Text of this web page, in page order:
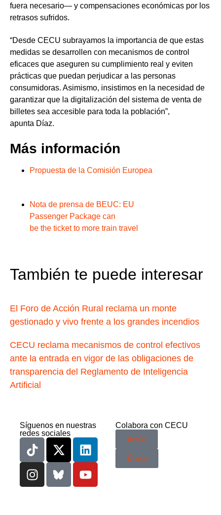
fuera necesario— y compensaciones económicas por los
retrasos sufridos.
“Desde CECU subrayamos la importancia de que estas
medidas se desarrollen con mecanismos de control
eficaces que aseguren su cumplimiento real y eviten
prácticas que puedan perjudicar a las personas
consumidoras. Asimismo, insistimos en la necesidad de
garantizar que la digitalización del sistema de venta de
billetes sea accesible para toda la población”,
apunta Díaz.
Más información
Propuesta de la Comisión Europea
Nota de prensa de BEUC: EU
Passenger Package can
be the ticket to more train travel
También te puede interesar
El Foro de Acción Rural reclama un monte
gestionado y vivo frente a los grandes incendios
CECU reclama mecanismos de control efectivos
ante la entrada en vigor de las obligaciones de
transparencia del Reglamento de Inteligencia
Artificial
Síguenos en nuestras
redes sociales
Colabora con CECU
Actúa
Únete